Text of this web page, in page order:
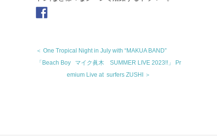
＜ One Tropical Night in July with “MAKUA BAND”
「Beach Boy マイク眞木 SUMMER LIVE 2023!!」 Pr
emium Live at surfers ZUSHI ＞